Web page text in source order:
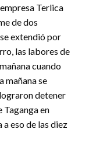
Terlica
de dos
extendió por
las labores de
cuando
mañana se
detener
Taganga en
eso de las diez